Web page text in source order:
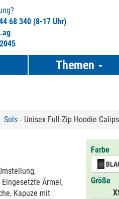
68 340 (8-17 Uhr)
Themen
Sols ‐ Unisex Full-Zip Hoodie
Ärmel,
Kapuze mit
Farbe
Größe